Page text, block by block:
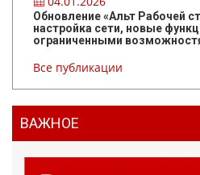
Обновление «Альт Рабочей
настройка сети, новые
ограниченными
Все публикации
ВАЖНОЕ